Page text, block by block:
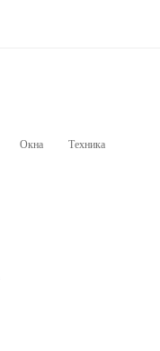
Окна Техника